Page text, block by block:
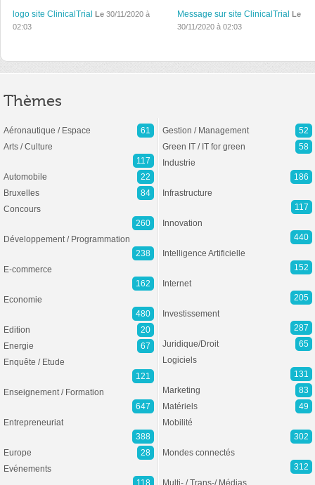
logo site ClinicalTrial Le 30/11/2020 à
02:03
Message sur site ClinicalTrial Le
30/11/2020 à 02:03
Thèmes
Aéronautique / Espace
61
Arts / Culture
117
Automobile
22
Bruxelles
84
Concours
260
Développement / Programmation
238
E-commerce
162
Economie
480
Edition
20
Energie
67
Enquête / Etude
121
Enseignement / Formation
647
Entrepreneuriat
388
Europe
28
Evénements
118
Gestion / Management
52
Green IT / IT for green
58
Industrie
186
Infrastructure
117
Innovation
440
Intelligence Artificielle
152
Internet
205
Investissement
287
Juridique/Droit
65
Logiciels
131
Marketing
83
Matériels
49
Mobilité
302
Mondes connectés
312
Multi- / Trans-/ Médias